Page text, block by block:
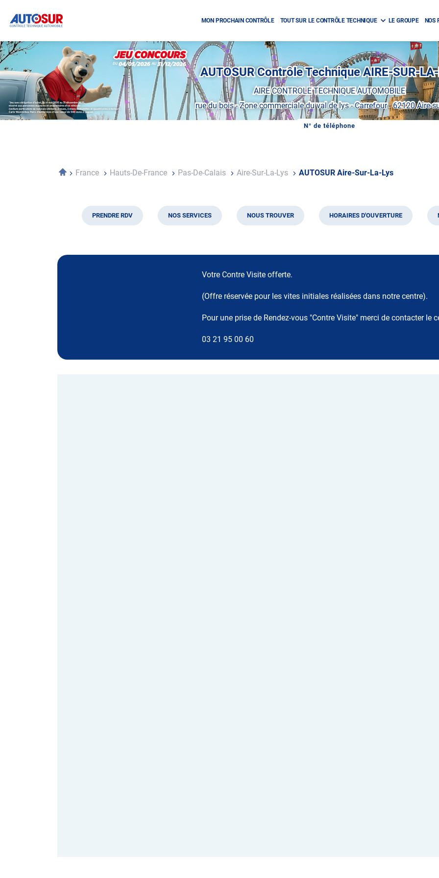
MON PROCHAIN CONTRÔLE TOUT SUR LE CONTRÔLE TECHNIQUE LE GROUPE NOS
Opération
spéciale
Mai
-
Décembre
2026
Locations
AUTOSUR Contrôle Technique AIRE-SUR-
AIRE CONTROLE TECHNIQUE AUTOMOBILE
rue du bois-Zone commerciale du val de lys - Carrefour-62120 Aire-
N° de téléphone
AFFICHER
CENTRE
AccueilFrance Hauts-De-France Pas-De-Calais Aire-Sur-La-Lys AUTOSUR Aire-Sur-La-Lys
PRENDRE RDV NOS SERVICES NOUS TROUVER HORAIRES D'OUVERTURE
Votre Contre Visite offerte.
(Offre réservée pour les vites initiales réalisées dans notre centre).
Pour une prise de Rendez-vous "Contre Visite" merci de contacter le
03 21 95 00 60